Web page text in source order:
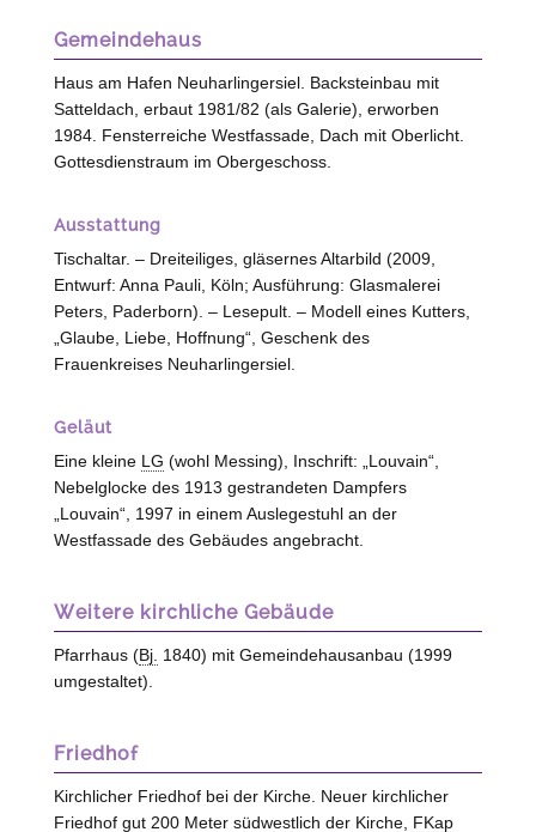
Gemeindehaus
Haus am Hafen Neuharlingersiel. Backsteinbau mit
Satteldach, erbaut 1981/82 (als Galerie), erworben
1984. Fensterreiche Westfassade, Dach mit Oberlicht.
Gottesdienstraum im Obergeschoss.
Ausstattung
Tischaltar. – Dreiteiliges, gläsernes Altarbild (2009,
Entwurf: Anna Pauli, Köln; Ausführung: Glasmalerei
Peters, Paderborn). – Lesepult. – Modell eines Kutters,
„Glaube, Liebe, Hoffnung“, Geschenk des
Frauenkreises Neuharlingersiel.
Geläut
Eine kleine LG (wohl Messing), Inschrift: „Louvain“,
Nebelglocke des 1913 gestrandeten Dampfers
„Louvain“, 1997 in einem Auslegestuhl an der
Westfassade des Gebäudes angebracht.
Weitere kirchliche Gebäude
Pfarrhaus (Bj. 1840) mit Gemeindehausanbau (1999
umgestaltet).
Friedhof
Kirchlicher Friedhof bei der Kirche. Neuer kirchlicher
Friedhof gut 200 Meter südwestlich der Kirche, FKap